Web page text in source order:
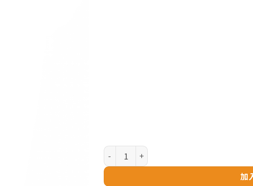
Parker Ingenuity 系列 - 亮黑銀夾 走珠筆
加